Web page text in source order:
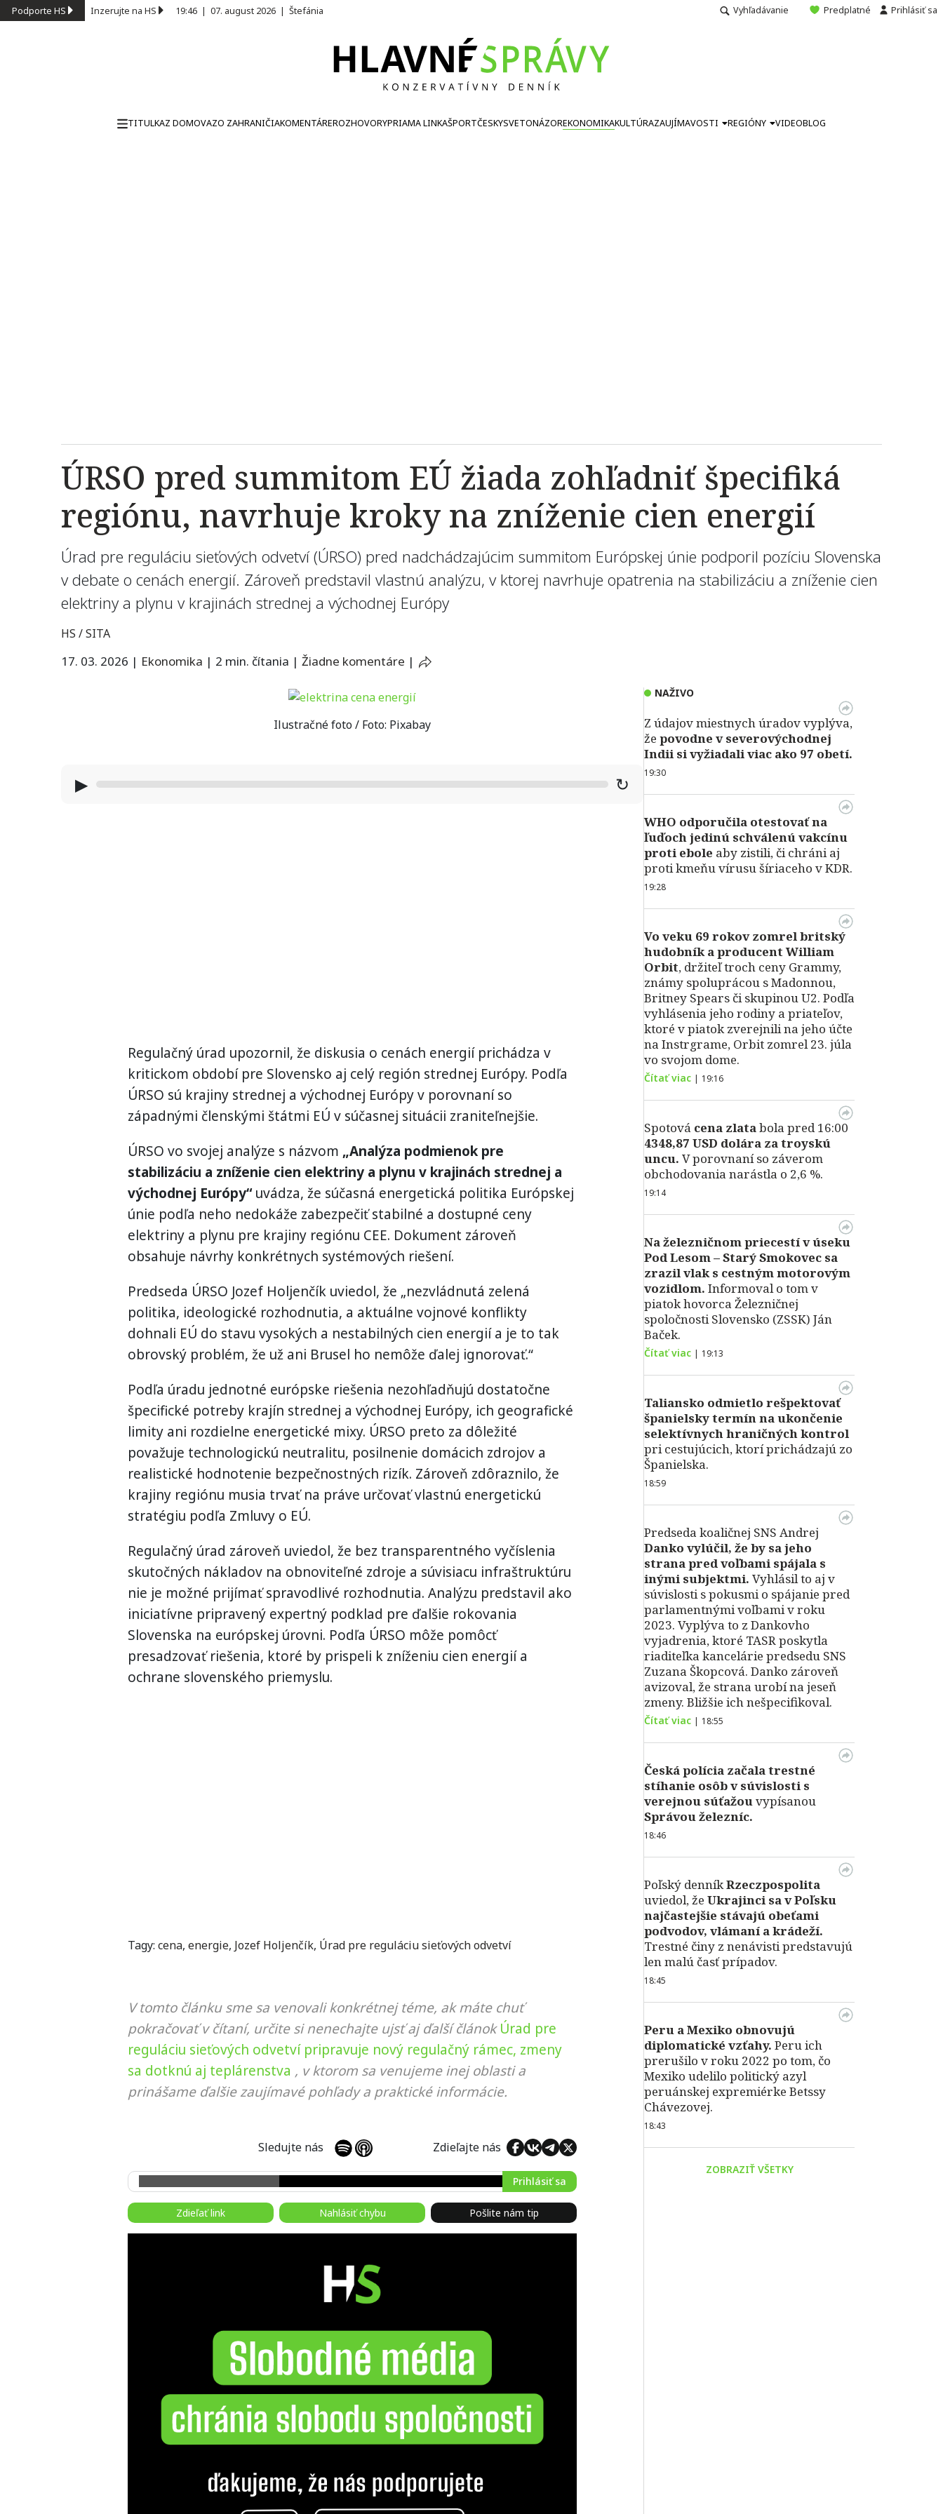
Podporte HS Inzerujte na HS 19:46 | 07. august 2026 | Štefánia Vyhľadávanie Predplatné Prihlásiť sa
TITULKAZ DOMOVAZO ZAHRANIČIAKOMENTÁREROZHOVORYPRIAMA LINKAŠPORTČESKYSVETONÁZOREKONOMIKAKULTÚRAZAUJÍMAVOSTI REGIÓNY VIDEOBLOG
ÚRSO pred summitom EÚ žiada zohľadniť špecifiká
regiónu, navrhuje kroky na zníženie cien energií
Úrad pre reguláciu sieťových odvetví (ÚRSO) pred nadchádzajúcim summitom Európskej únie podporil pozíciu Slovenska
v debate o cenách energií. Zároveň predstavil vlastnú analýzu, v ktorej navrhuje opatrenia na stabilizáciu a zníženie cien
elektriny a plynu v krajinách strednej a východnej Európy
HS / SITA
17. 03. 2026 | Ekonomika | 2 min. čítania | Žiadne komentáre |
Ilustračné foto / Foto: Pixabay
▶ ↻
Regulačný úrad upozornil, že diskusia o cenách energií prichádza v
kritickom období pre Slovensko aj celý región strednej Európy. Podľa
ÚRSO sú krajiny strednej a východnej Európy v porovnaní so
západnými členskými štátmi EÚ v súčasnej situácii zraniteľnejšie.
ÚRSO vo svojej analýze s názvom „Analýza podmienok pre
stabilizáciu a zníženie cien elektriny a plynu v krajinách strednej a
východnej Európy“uvádza, že súčasná energetická politika Európskej
únie podľa neho nedokáže zabezpečiť stabilné a dostupné ceny
elektriny a plynu pre krajiny regiónu CEE. Dokument zároveň
obsahuje návrhy konkrétnych systémových riešení.
Predseda ÚRSO Jozef Holjenčík uviedol, že „nezvládnutá zelená
politika, ideologické rozhodnutia, a aktuálne vojnové konflikty
dohnali EÚ do stavu vysokých a nestabilných cien energií a je to tak
obrovský problém, že už ani Brusel ho nemôže ďalej ignorovať.“
Podľa úradu jednotné európske riešenia nezohľadňujú dostatočne
špecifické potreby krajín strednej a východnej Európy, ich geografické
limity ani rozdielne energetické mixy. ÚRSO preto za dôležité
považuje technologickú neutralitu, posilnenie domácich zdrojov a
realistické hodnotenie bezpečnostných rizík. Zároveň zdôraznilo, že
krajiny regiónu musia trvať na práve určovať vlastnú energetickú
stratégiu podľa Zmluvy o EÚ.
Regulačný úrad zároveň uviedol, že bez transparentného vyčíslenia
skutočných nákladov na obnoviteľné zdroje a súvisiacu infraštruktúru
nie je možné prijímať spravodlivé rozhodnutia. Analýzu predstavil ako
iniciatívne pripravený expertný podklad pre ďalšie rokovania
Slovenska na európskej úrovni. Podľa ÚRSO môže pomôcť
presadzovať riešenia, ktoré by prispeli k zníženiu cien energií a
ochrane slovenského priemyslu.
Tagy: cena, energie, Jozef Holjenčík, Úrad pre reguláciu sieťových odvetví
V tomto článku sme sa venovali konkrétnej téme, ak máte chuť
pokračovať v čítaní, určite si nenechajte ujsť aj ďalší článok Úrad pre
reguláciu sieťových odvetví pripravuje nový regulačný rámec, zmeny
sa dotknú aj teplárenstva , v ktorom sa venujeme inej oblasti a
prinášame ďalšie zaujímavé pohľady a praktické informácie.
Sledujte nás Zdieľajte nás
Prihlásiť sa
Zdieľať link Nahlásiť chybu Pošlite nám tip
NAŽIVO
Z údajov miestnych úradov vyplýva,
že povodne v severovýchodnej
Indii si vyžiadali viac ako 97 obetí.
19:30
WHO odporučila otestovať na
ľuďoch jedinú schválenú vakcínu
proti ebole aby zistili, či chráni aj
proti kmeňu vírusu šíriaceho v KDR.
19:28
Vo veku 69 rokov zomrel britský
hudobník a producent William
Orbit, držiteľ troch ceny Grammy,
známy spoluprácou s Madonnou,
Britney Spears či skupinou U2. Podľa
vyhlásenia jeho rodiny a priateľov,
ktoré v piatok zverejnili na jeho účte
na Instrgrame, Orbit zomrel 23. júla
vo svojom dome.
Čítať viac | 19:16
Spotová cena zlatabola pred 16:00
4348,87 USD dolára za troyskú
uncu. V porovnaní so záverom
obchodovania narástla o 2,6 %.
19:14
Na železničnom priecestí v úseku
Pod Lesom – Starý Smokovec sa
zrazil vlak s cestným motorovým
vozidlom. Informoval o tom v
piatok hovorca Železničnej
spoločnosti Slovensko (ZSSK) Ján
Baček.
Čítať viac | 19:13
Taliansko odmietlo rešpektovať
španielsky termín na ukončenie
selektívnych hraničných kontrol
pri cestujúcich, ktorí prichádzajú zo
Španielska.
18:59
Predseda koaličnej SNS Andrej
Danko vylúčil, že by sa jeho
strana pred voľbami spájala s
inými subjektmi. Vyhlásil to aj v
súvislosti s pokusmi o spájanie pred
parlamentnými voľbami v roku
2023. Vyplýva to z Dankovho
vyjadrenia, ktoré TASR poskytla
riaditeľka kancelárie predsedu SNS
Zuzana Škopcová. Danko zároveň
avizoval, že strana urobí na jeseň
zmeny. Bližšie ich nešpecifikoval.
Čítať viac | 18:55
Česká polícia začala trestné
stíhanie osôb v súvislosti s
verejnou súťažouvypísanou
Správou železníc.
18:46
Poľský denníkRzeczpospolita
uviedol, že Ukrajinci sa v Poľsku
najčastejšie stávajú obeťami
podvodov, vlámaní a krádeží.
Trestné činy z nenávisti predstavujú
len malú časť prípadov.
18:45
Peru a Mexiko obnovujú
diplomatické vzťahy. Peru ich
prerušilo v roku 2022 po tom, čo
Mexiko udelilo politický azyl
peruánskej expremiérke Betssy
Chávezovej.
18:43
ZOBRAZIŤ VŠETKY